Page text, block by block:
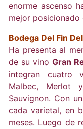
enorme ascenso
mejor posicionado
Bodega Del Fin
Ha presenta al
de su vinoGran
integran cuatro
Malbec, Merlot
Sauvignon. Con
cada varietal, en
meses. Luego de